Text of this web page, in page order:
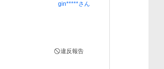
gin*****さん
違反報告